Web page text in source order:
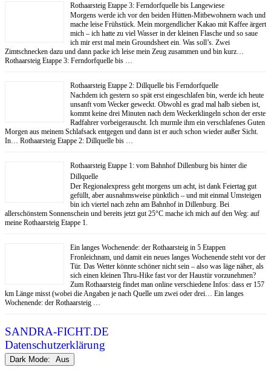
Rothaarsteig Etappe 3: Ferndorfquelle bis Langewiese
Morgens werde ich vor den beiden Hütten-Mitbewohnern wach und
mache leise Frühstück. Mein morgendlicher Kakao mit Kaffee ärgert
mich – ich hatte zu viel Wasser in der kleinen Flasche und so saue
ich mir erst mal mein Groundsheet ein. Was soll’s. Zwei
Zimtschnecken dazu und dann packe ich leise mein Zeug zusammen und bin kurz…
Rothaarsteig Etappe 3: Ferndorfquelle bis …
Rothaarsteig Etappe 2: Dillquelle bis Ferndorfquelle
Nachdem ich gestern so spät erst eingeschlafen bin, werde ich heute
unsanft vom Wecker geweckt. Obwohl es grad mal halb sieben ist,
kommt keine drei Minuten nach dem Weckerklingeln schon der erste
Radfahrer vorbeigerauscht. Ich murmle ihm ein verschlafenes Guten
Morgen aus meinem Schlafsack entgegen und dann ist er auch schon wieder außer Sicht.
In… Rothaarsteig Etappe 2: Dillquelle bis …
Rothaarsteig Etappe 1: vom Bahnhof Dillenburg bis hinter die
Dillquelle
Der Regionalexpress geht morgens um acht, ist dank Feiertag gut
gefüllt, aber ausnahmsweise pünktlich – und mit einmal Umsteigen
bin ich viertel nach zehn am Bahnhof in Dillenburg. Bei
allerschönstem Sonnenschein und bereits jetzt gut 25°C mache ich mich auf den Weg: auf
meine Rothaarsteig Etappe 1.
Ein langes Wochenende: der Rothaarsteig in 5 Etappen
Fronleichnam, und damit ein neues langes Wochenende steht vor der
Tür. Das Wetter könnte schöner nicht sein – also was läge näher, als
sich einen kleinen Thru-Hike fast vor der Haustür vorzunehmen?
Zum Rothaarsteig findet man online verschiedene Infos: dass er 157
km Länge misst (wobei die Angaben je nach Quelle um zwei oder drei… Ein langes
Wochenende: der Rothaarsteig …
SANDRA-FICHT.DE
Datenschutzerklärung
Dark Mode: